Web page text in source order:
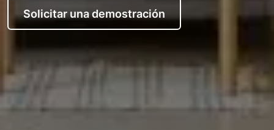
Solicitar una demostración